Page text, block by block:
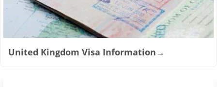
United Kingdom Visa Information→